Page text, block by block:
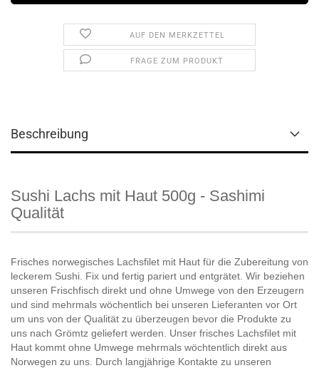
AUF DEN MERKZETTEL
FRAGE ZUM PRODUKT
Beschreibung
Sushi Lachs mit Haut 500g - Sashimi
Qualität
Frisches norwegisches Lachsfilet mit Haut für die Zubereitung von
leckerem Sushi. Fix und fertig pariert und entgrätet. Wir beziehen
unseren Frischfisch direkt und ohne Umwege von den Erzeugern
und sind mehrmals wöchentlich bei unseren Lieferanten vor Ort
um uns von der Qualität zu überzeugen bevor die Produkte zu
uns nach Grömtz geliefert werden. Unser frisches Lachsfilet mit
Haut kommt ohne Umwege mehrmals wöchtentlich direkt aus
Norwegen zu uns. Durch langjährige Kontakte zu unseren